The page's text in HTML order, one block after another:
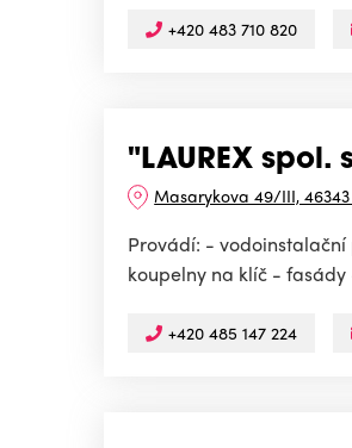
+420 483 710 820
"LAUREX spol.
Masarykova 49/III,
Provádí: -
koupelny na klíč -
+420 485 147 224